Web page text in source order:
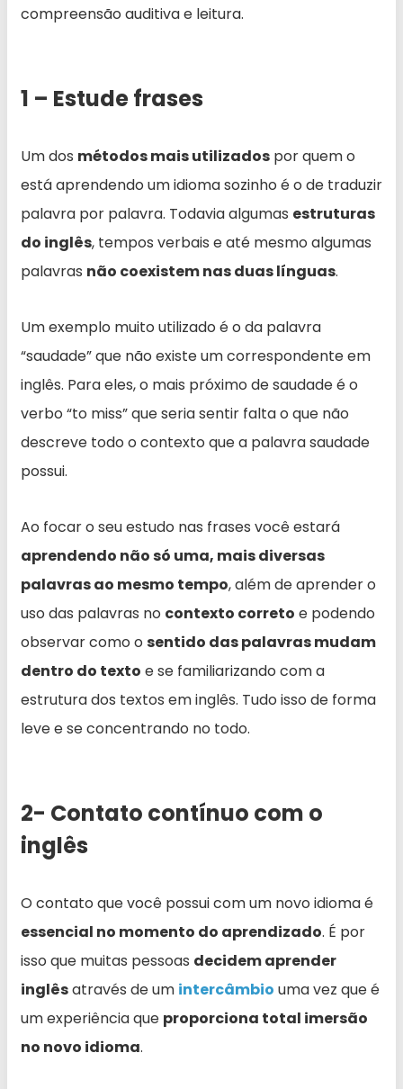
compreensão auditiva e leitura.
1 – Estude frases
Um dos métodos mais utilizados por quem o
está aprendendo um idioma sozinho é o de traduzir
palavra por palavra. Todavia algumas estruturas
do inglês, tempos verbais e até mesmo algumas
palavras não coexistem nas duas línguas.
Um exemplo muito utilizado é o da palavra
“saudade” que não existe um correspondente em
inglês. Para eles, o mais próximo de saudade é o
verbo “to miss” que seria sentir falta o que não
descreve todo o contexto que a palavra saudade
possui.
Ao focar o seu estudo nas frases você estará
aprendendo não só uma, mais diversas
palavras ao mesmo tempo, além de aprender o
uso das palavras no contexto correto e podendo
observar como o sentido das palavras mudam
dentro do texto e se familiarizando com a
estrutura dos textos em inglês. Tudo isso de forma
leve e se concentrando no todo.
2- Contato contínuo com o
inglês
O contato que você possui com um novo idioma é
essencial no momento do aprendizado. É por
isso que muitas pessoas decidem aprender
inglêsatravés de um intercâmbio uma vez que é
um experiência que proporciona total imersão
no novo idioma.